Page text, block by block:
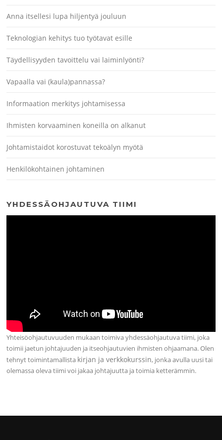
Anna itsellesi lupa hiljentyä jouluun
Teknologian kehitys tuo työtavat esille
Täydellisyyden tavoittelu vai laiminlyönti?
Vapaalla vai (kaula)pannassa?
Informaation merkitys johtamisessa
Ihmisten korvaaminen koneilla on alkanut
Johtamistaidot korostuvat tekoälyn myötä
Henkilökohtainen johtaminen
YHDESSÄOHJAUTUVA TIIMI
Yhteisöohjautuvuuden mukaan toimiva yhdessäohjautuva tiimi, joka
toimii jaetun johtajuuden ja itseohjautuvien ihmisten ohjaamana. Olen
tehnyt toimintamallista kirjan ja verkkokurssin, jonka avulla uusi tai
olemassa oleva tiimi voi jakaa johtajuutta ja toimia ketterämmin.